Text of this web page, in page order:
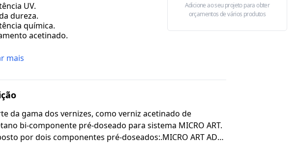
UV.
dureza.
química.
acetinado.
mais
da gama dos vernizes, como verniz acetinado de
sistema MICRO ART.
pré-doseados:.MICRO ART AD
Adicione ao seu projeto para obter
orçamentos de vários produtos